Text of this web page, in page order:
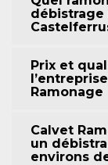
Prix et
Ramonage
Calvet
un
environs